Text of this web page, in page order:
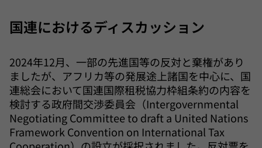
国連におけるディスカッション
2024年12月、一部の先進国等の反対と棄権があり
ましたが、アフリカ等の発展途上諸国を中心に、国
連総会において国連国際租税協力枠組条約の内容を
検討する政府間交渉委員会（Intergovernmental
Negotiating Committee to draft a United Nations
Framework Convention on International Tax